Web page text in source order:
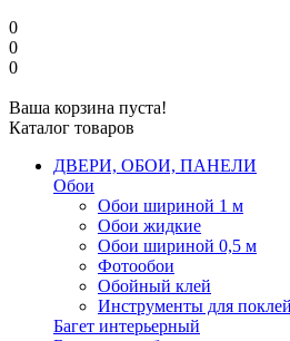
0
0
0
Ваша корзина пуста!
Каталог товаров
ДВЕРИ, ОБОИ, ПАНЕЛИ
Обои
Обои шириной 1 м
Обои жидкие
Обои шириной 0,5 м
Фотообои
Обойный клей
Инструменты для
Багет интерьерный